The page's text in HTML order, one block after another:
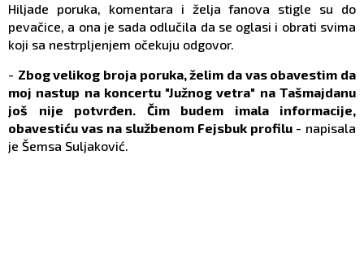
Hiljade poruka, komentara i želja fanova stigle su do
pevačice, a ona je sada odlučila da se oglasi i obrati svima
koji sa nestrpljenjem očekuju odgovor.
- Zbog velikog broja poruka, želim da vas obavestim da
moj nastup na koncertu "Južnog vetra" na Tašmajdanu
još nije potvrđen. Čim budem imala informacije,
obavestiću vas na službenom Fejsbuk profilu - napisala
je Šemsa Suljaković.